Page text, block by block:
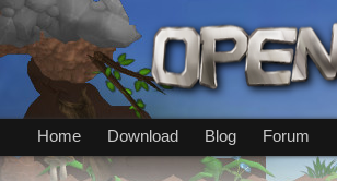
Home Download Blog Forum